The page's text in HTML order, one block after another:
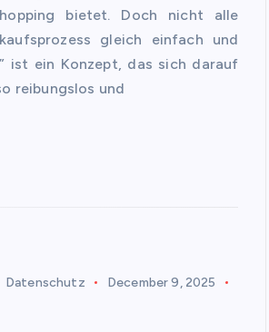
bietet. Doch nicht alle
gleich einfach und
” ist ein Konzept, das sich darauf
reibungslos und
Datenschutz
December 9, 2025